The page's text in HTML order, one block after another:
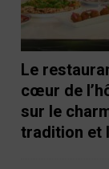
Le
cœur de
sur le
tradition et